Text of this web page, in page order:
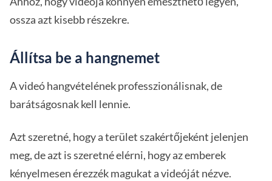
ossza azt kisebb részekre.
Állítsa be a hangnemet
A videó hangvételének professzionálisnak, de
barátságosnak kell lennie.
Azt szeretné, hogy a terület szakértőjeként jelenjen
meg, de azt is szeretné elérni, hogy az emberek
kényelmesen érezzék magukat a videóját nézve.